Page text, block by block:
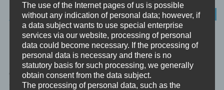
PSYCHOLOGIE
DIE SIEBEN TODSÜNDEN
Die sieben Todsünden der Bibel Das katholische Christentum
definiert die sieben Todsünden wie folgt: Superbia – Hochmut
(Eitelkeit, Übermut)...
The use of the Internet pages of us is possible
without any indication of personal data; however, if
a data subject wants to use special enterprise
services via our website, processing of personal
data could become necessary. If the processing of
personal data is necessary and there is no
statutory basis for such processing, we generally
obtain consent from the data subject.
The processing of personal data, such as the